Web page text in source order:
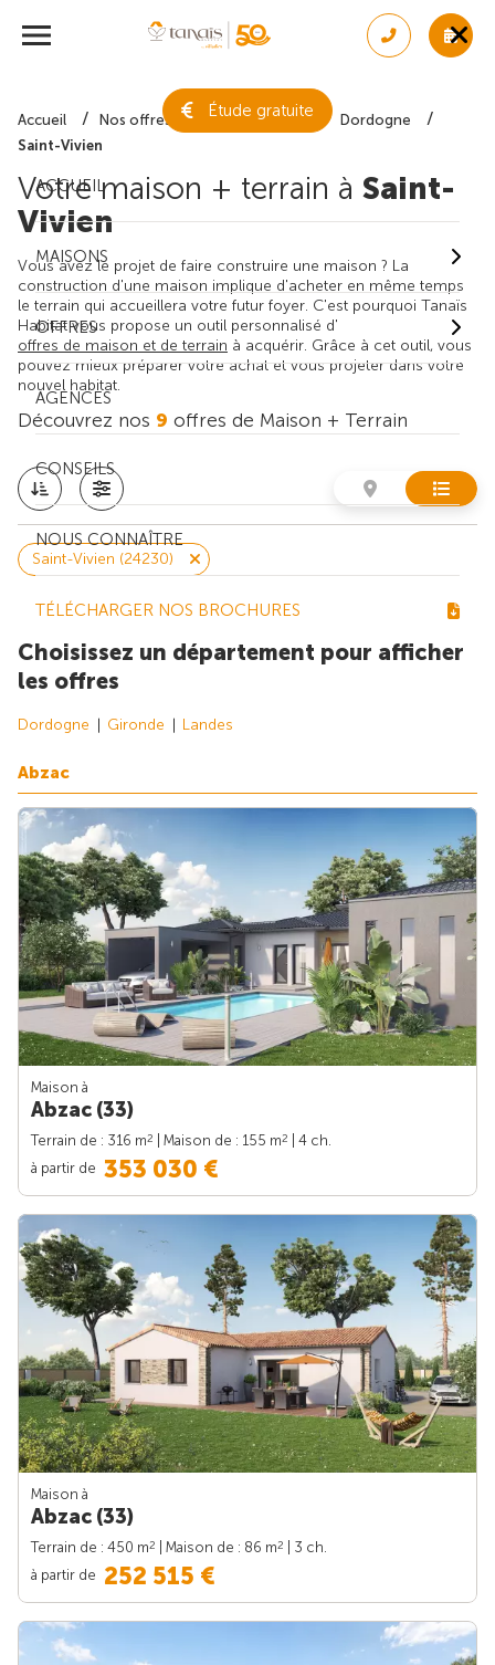
Étude gratuite
ACCUEIL
MAISONS
OFFRES
AGENCES
CONSEILS
NOUS CONNAÎTRE
TÉLÉCHARGER NOS BROCHURES
Accueil Nos offres de maison + terrain
Dordogne
Saint-Vivien
Votre maison + terrain à Saint-
Vivien
Vous avez le projet de faire construire une maison ? La
construction d'une maison implique d'acheter en même temps
le terrain qui accueillera votre futur foyer. C'est pourquoi Tanaïs
Habitat vous propose un outil personnalisé d'
offres de maison et de terrain à acquérir. Grâce à cet outil, vous
pouvez mieux préparer votre achat et vous projeter dans votre
nouvel habitat.
Découvrez nos 9 offres de Maison + Terrain
Saint-Vivien (24230)
Choisissez un département pour afficher
les offres
Dordogne Gironde Landes
Abzac
Maison à
Abzac (33)
Terrain de : 316 m2 | Maison de : 155 m2
| 4 ch.
à partir de 353 030 €
Maison à
Abzac (33)
Terrain de : 450 m2 | Maison de : 86 m2
| 3 ch.
à partir de 252 515 €